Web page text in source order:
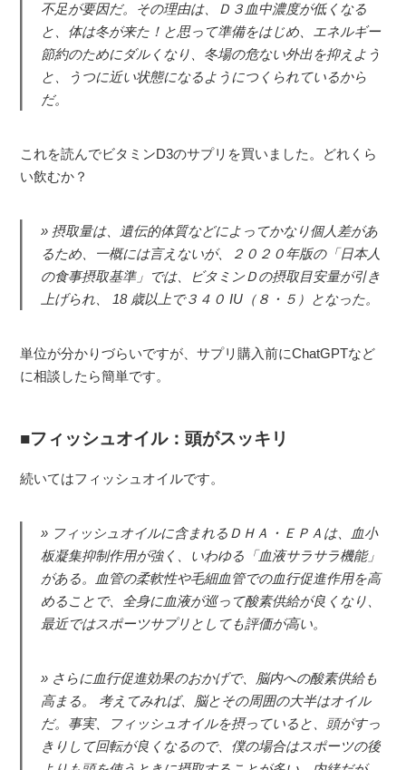
不足が要因だ。その理由は、Ｄ３血中濃度が低くなる
と、体は冬が来た！と思って準備をはじめ、エネルギー
節約のためにダルくなり、冬場の危ない外出を抑えよう
と、うつに近い状態になるようにつくられているから
だ。
これを読んでビタミンD3のサプリを買いました。どれくら
い飲むか？
摂取量は、遺伝的体質などによってかなり個人差があ
るため、一概には言えないが、２０２０年版の「日本人
の食事摂取基準」では、ビタミンＤの摂取目安量が引き
上げられ、 18 歳以上で３４０ IU（８・５）となった。
単位が分かりづらいですが、サプリ購入前にChatGPTなど
に相談したら簡単です。
フィッシュオイル：頭がスッキリ
続いてはフィッシュオイルです。
フィッシュオイルに含まれるＤＨＡ・ＥＰＡは、血小
板凝集抑制作用が強く、いわゆる「血液サラサラ機能」
がある。血管の柔軟性や毛細血管での血行促進作用を高
めることで、全身に血液が巡って酸素供給が良くなり、
最近ではスポーツサプリとしても評価が高い。
さらに血行促進効果のおかげで、脳内への酸素供給も
高まる。 考えてみれば、脳とその周囲の大半はオイル
だ。事実、フィッシュオイルを摂っていると、頭がすっ
きりして回転が良くなるので、僕の場合はスポーツの後